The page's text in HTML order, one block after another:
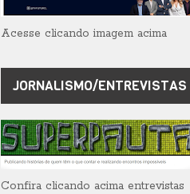
Acesse clicando imagem acima
JORNALISMO/ENTREVISTAS
Confira clicando acima entrevistas